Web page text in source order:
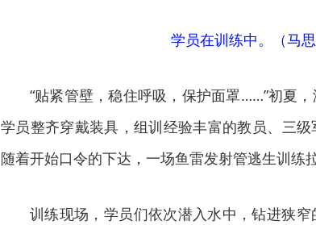
学员在训练中。（马思
“贴紧管壁，稳住呼吸，保护面罩……”初夏
学员整齐穿戴装具，组训经验丰富的教员、三级
随着开始口令的下达，一场鱼雷发射管逃生训练
训练现场，学员们依次潜入水中，钻进狭